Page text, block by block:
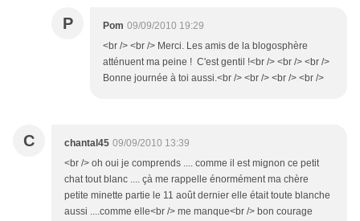
P Pom 09/09/2010 19:29
<br /> <br /> Merci. Les amis de la blogosphère
atténuent ma peine ! C'est gentil !<br /> <br /> <br />
Bonne journée à toi aussi.<br /> <br /> <br /> <br />
C chantal45 09/09/2010 13:39
<br /> oh oui je comprends .... comme il est mignon ce petit
chat tout blanc .... çà me rappelle énormément ma chère
petite minette partie le 11 août dernier elle était toute blanche
aussi ....comme elle<br /> me manque<br /> bon courage